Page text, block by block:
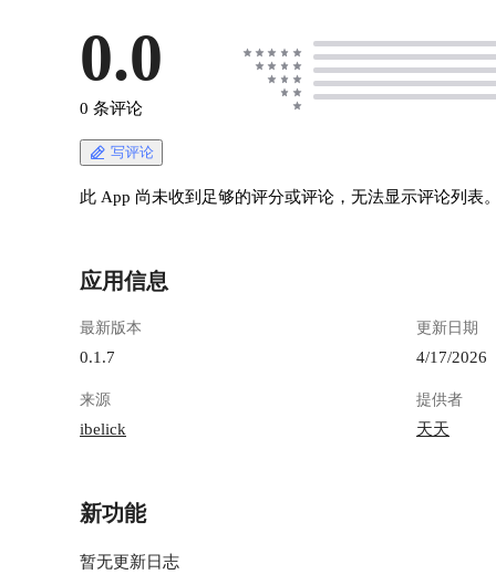
0.0
0 条评论
写评论
此 App 尚未收到足够的评分或评论，无法显示评论列表
应用信息
最新版本
0.1.7
更新日期
4/17/2026
来源
ibelick
提供者
天天
新功能
暂无更新日志